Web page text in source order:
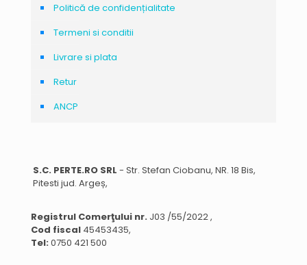
Politică de confidențialitate
Termeni si conditii
Livrare si plata
Retur
ANCP
S.C. PERTE.RO SRL - Str. Stefan Ciobanu, NR. 18 Bis,
Pitesti jud. Argeș,
Registrul Comerţului nr. J03 /55/2022 ,
Cod fiscal 45453435,
Tel: 0750 421 500